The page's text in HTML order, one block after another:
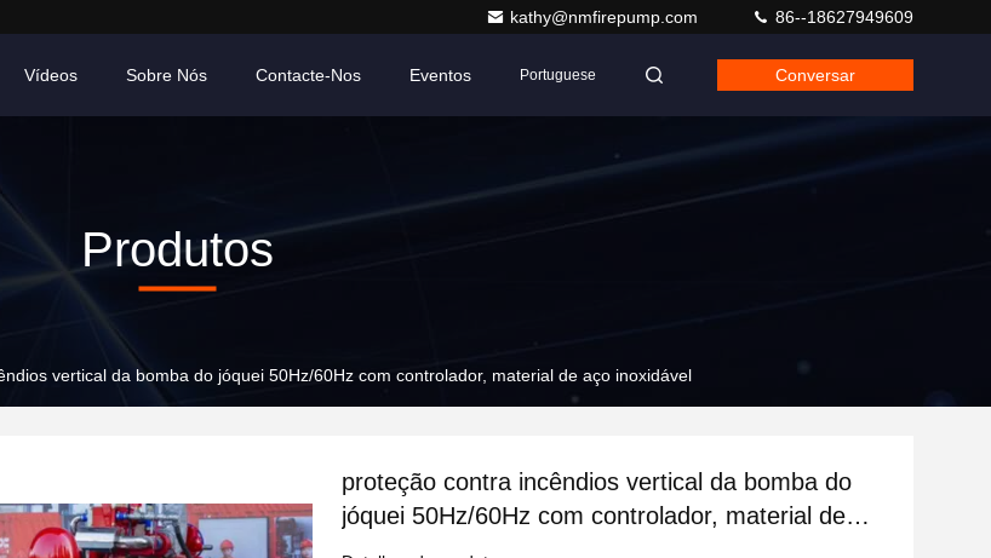
kathy@nmfirepump.com 86--18627949609
Vídeos Sobre Nós Contacte-Nos Eventos Portuguese Conversar
Produtos
vertical da bomba do jóquei 50Hz/60Hz com controlador, material de aço inoxidável
proteção contra incêndios vertical da bomba do
jóquei 50Hz/60Hz com controlador, material de
aço inoxidável